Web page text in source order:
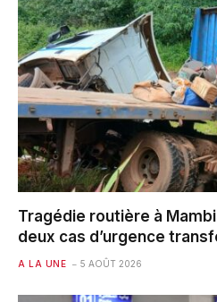
Tragédie routière à
deux cas d’urgence
A LA UNE 5 AOÛT 2026